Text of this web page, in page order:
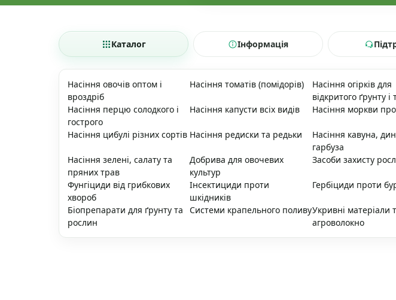
Каталог Інформація
Насіння овочів оптом і
вроздріб
Насіння томатів (помідорів)
Насіння огірків для
відкритого ґрунту
Насіння перцю солодкого і
гострого
Насіння капусти всіх видів Насіння моркви
Насіння цибулі різних сортів Насіння редиски та редьки
Насіння кавуна,
гарбуза
Насіння зелені, салату та
пряних трав
Добрива для овочевих
культур
Засоби захисту
Фунгіциди від грибкових
хвороб
Інсектициди проти
шкідників
Гербіциди проти
Біопрепарати для ґрунту та
рослин
Системи крапельного поливуУкривні матеріали
агроволокно